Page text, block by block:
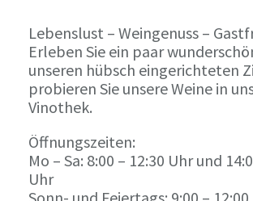
Lebenslust – Weingenuss –
Erleben Sie ein paar
unseren hübsch eingerichteten
probieren Sie unsere Weine in
Vinothek.
Öffnungszeiten:
Mo – Sa: 8:00 – 12:30 Uhr und
Uhr